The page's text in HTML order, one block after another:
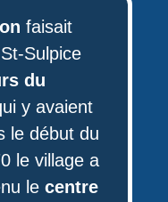
faisait
Sulpice
du
y avaient
le début du
le village a
le centre